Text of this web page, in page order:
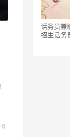
0
话务员兼
招生话务